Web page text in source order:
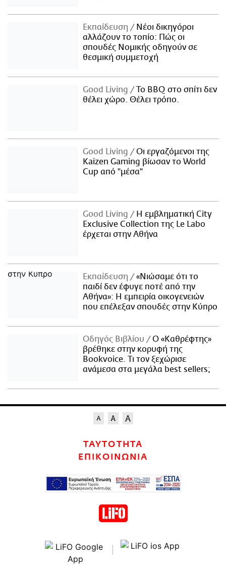
Εκπαίδευση
Νέοι δικηγόροι
αλλάζουν το τοπίο: Πώς οι
σπουδές Νομικής οδηγούν σε
θεσμική συμμετοχή
Good Living
Το BBQ στο σπίτι δεν
θέλει χώρο. Θέλει τρόπο.
Good Living
Οι εργαζόμενοι της
Kaizen Gaming βίωσαν το World
Cup από "μέσα"
Good Living
Η εμβληματική City
Exclusive Collection της Le Labo
έρχεται στην Αθήνα
Εκπαίδευση
«Νιώσαμε ότι το
παιδί δεν έφυγε ποτέ από την
Αθήνα»: Η εμπειρία οικογενειών
που επέλεξαν σπουδές στην Κύπρο
Οδηγός Βιβλίου
Ο «Καθρέφτης»
βρέθηκε στην κορυφή της
Bookvoice. Τι τον ξεχώρισε
ανάμεσα στα μεγάλα best sellers;
ΤΑΥΤΟΤΗΤΑ
ΕΠΙΚΟΙΝΩΝΙΑ